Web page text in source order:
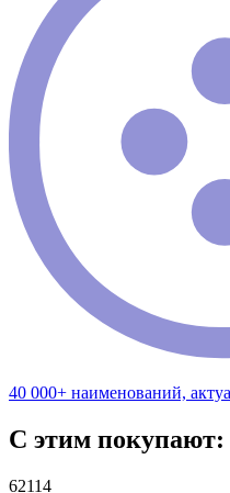
40 000+ наименований,
С этим покупают:
62114